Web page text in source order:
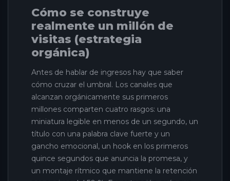
Cómo se construye
realmente un millón de
visitas (estrategia
orgánica)
Antes de hablar de ingresos hay que saber
cómo cruzar el umbral. Los canales que
alcanzan orgánicamente sus primeros
millones comparten cuatro rasgos: una
miniatura legible en menos de un segundo, un
título con una palabra clave fuerte y un
gancho emocional, un hook en los primeros
quince segundos que anuncia la promesa, y
un montaje rítmico que mantiene la retención